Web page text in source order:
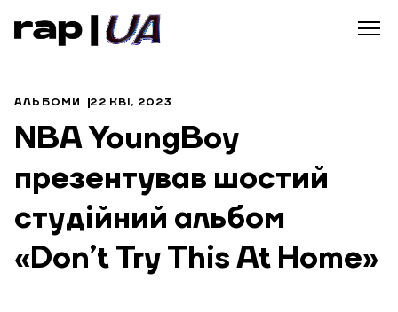
АЛЬБОМИ 22 КВІ, 2023
NBA YoungBoy
презентував шостий
студійний альбом
«Don’t Try This At Home»